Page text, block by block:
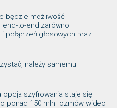
będzie możliwość
end-to-end zarówno
połączeń głosowych oraz
należy samemu
opcja szyfrowania staje się
ponad 150 mln rozmów wideo